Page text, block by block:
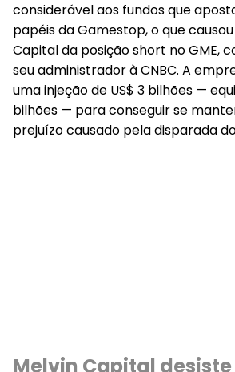
considerável aos fundos que
papéis da Gamestop, o que
Capital da posição short no GME,
seu administrador à CNBC. A
uma injeção de US$ 3 bilhões —
bilhões — para conseguir se
prejuízo causado pela disparada do
Melvin Capital